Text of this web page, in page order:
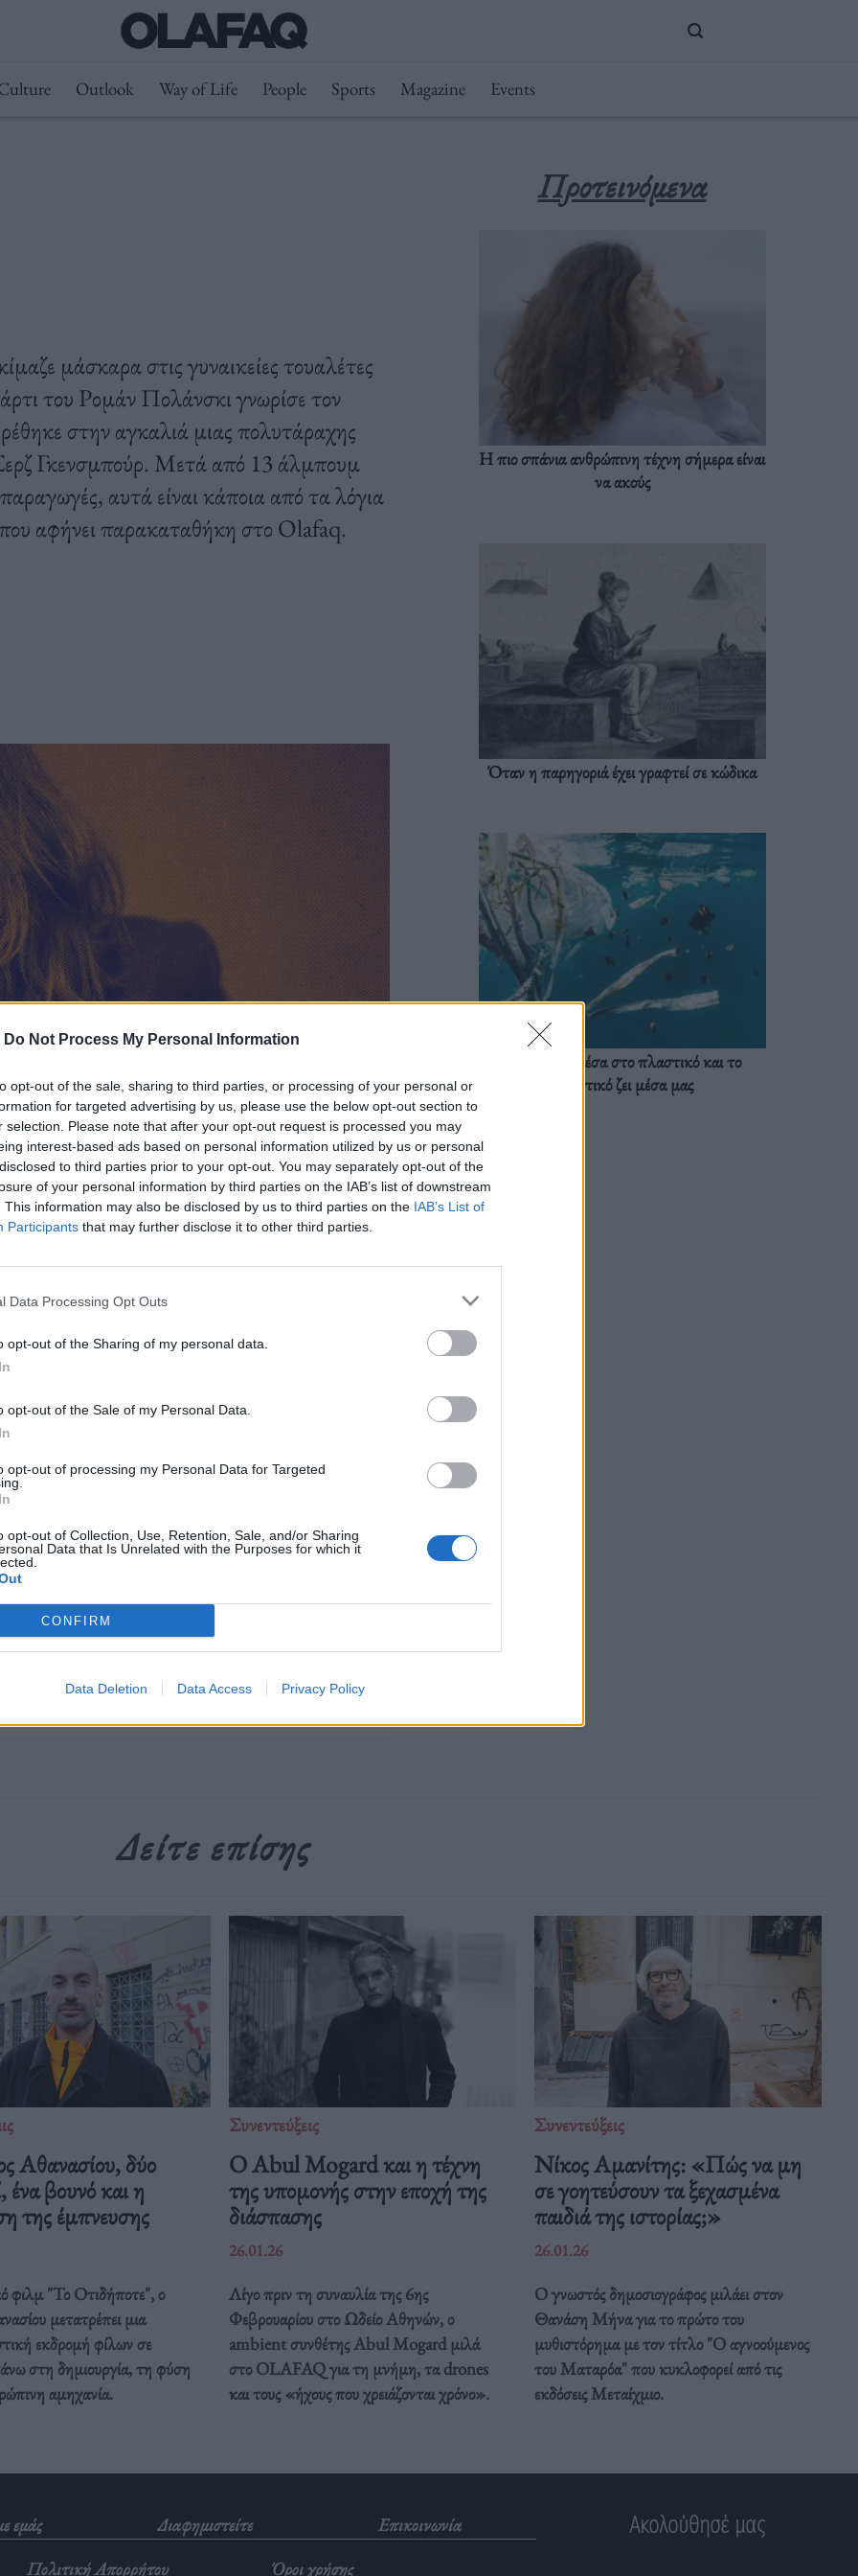
Do Not Process My Personal Information
opt-out of the sale, sharing to third parties, or processing of your personal or
for targeted advertising by us, please use the below opt-out section to
selection. Please note that after your opt-out request is processed you may
interest-based ads based on personal information utilized by us or personal
to third parties prior to your opt-out. You may separately opt-out of the
of your personal information by third parties on the IAB’s list of downstream
This information may also be disclosed by us to third parties on the IAB’s List of
Participants that may further disclose it to other third parties.
Data Processing Opt Outs
opt-out of the Sharing of my personal data.
opt-out of the Sale of my Personal Data.
opt-out of processing my Personal Data for Targeted
opt-out of Collection, Use, Retention, Sale, and/or Sharing
Data that Is Unrelated with the Purposes for which it
CONFIRM
Data Deletion Data Access Privacy Policy
Outlook Way of Life People Sports Magazine Events
μάσκαρα στις γυναικείες τουαλέτες
του Ρομάν Πολάνσκι γνωρίσε τον
στην αγκαλιά μιας πολυτάραχης
Γκενσμπούρ. Μετά από 13 άλμπουμ
αυτά είναι κάποια από τα λόγια
αφήνει παρακαταθήκη στο Olafaq.
μάσκαρα στις γυναικείες
κάποιο πάρτι του Ρομάν Πολάνσκι
αργότερα βρέθηκε στην αγκαλιά μιας
αείμνηστο Σερζ Γκενσμπούρ. Μετά
παραγωγές, αυτά είναι
εμπειρίας που αφήνει
,Θανάσης Λάλας , Σερζ Γκενσμπούρ , Συνέντευξη,Τζέιν
Προτεινόμενα
Η πιο σπάνια ανθρώπινη τέχνη σήμερα είναι
να ακούς
Όταν η παρηγοριά έχει γραφτεί σε κώδικα
Ζούμε ήδη μέσα στο πλαστικό και το
πλαστικό ζει μέσα μας
Δείτε επίσης
Αθανασίου, δύο
ένα βουνό και η
της έμπνευσης
φιλμ "Το Οτιδήποτε", ο
μετατρέπει μια
εκδρομή φίλων σε
στη δημιουργία, τη φύση
αμηχανία.
Συνεντεύξεις
Ο Abul Mogard και η τέχνη
της υπομονής στην εποχή της
διάσπασης
26.01.26
Λίγο πριν τη συναυλία της 6ης
Φεβρουαρίου στο Ωδείο Αθηνών, ο
ambient συνθέτης Abul Mogard μιλά
στο OLAFAQ για τη μνήμη, τα drones
και τους «ήχους που χρειάζονται χρόνο».
Συνεντεύξεις
Νίκος Αμανίτης: «Πώς να μη
σε γοητεύσουν τα ξεχασμένα
παιδιά της ιστορίας;»
26.01.26
Ο γνωστός δημοσιογράφος μιλάει στον
Θανάση Μήνα για το πρώτο του
μυθιστόρημα με τον τίτλο "Ο αγνοούμενος
του Ματαρόα" που κυκλοφορεί από τις
εκδόσεις Μεταίχμιο.
εμάς Διαφημιστείτε
Επικοινωνία
Πολιτική Απορρήτου
Όροι χρήσης
Ακολούθησέ μας